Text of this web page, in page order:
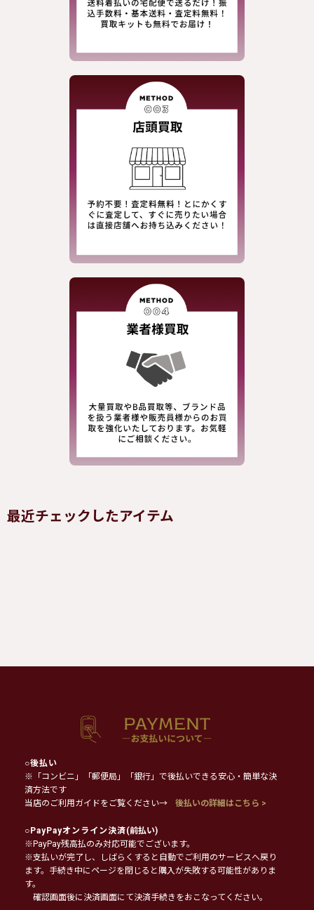
最近チェックしたアイテム
○後払い
※「コンビニ」「郵便局」「銀行」で後払いできる安心・簡単な決
済方法です
当店のご利用ガイドをご覧ください→
後払いの詳細はこちら >
○PayPayオンライン決済(前払い)
※PayPay残高払のみ対応可能でございます。
※支払いが完了し、しばらくすると自動でご利用のサービスへ戻り
ます。手続き中にページを閉じると購入が失敗する可能性がありま
す。
確認画面後に決済画面にて決済手続きをおこなってください。